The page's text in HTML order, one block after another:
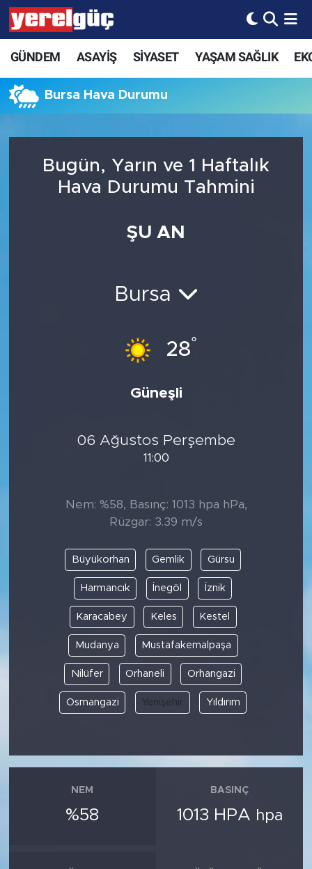
GÜNDEM ASAYİŞ SİYASET YAŞAM SAĞLIK
Bursa Hava Durumu
Bugün, Yarın ve 1 Haftalık
Hava Durumu Tahmini
ŞU AN
Bursa
28°
Güneşli
06 Ağustos Perşembe
11:00
Nem: %58, Basınç: 1013 hpa hPa,
Rüzgar: 3.39 m/s
Büyükorhan Gemlik Gürsu
Harmancık İnegöl İznik
Karacabey Keles Kestel
Mudanya Mustafakemalpaşa
Nilüfer Orhaneli Orhangazi
Osmangazi Yenişehir Yıldırım
NEM
%58
BASINÇ
1013 HPA hpa